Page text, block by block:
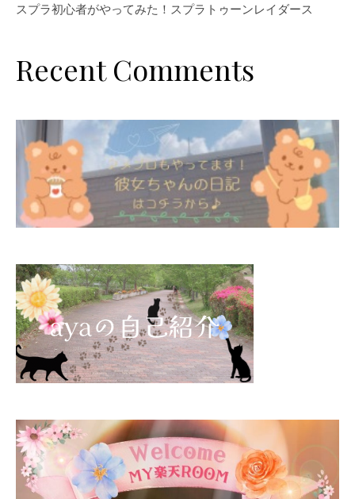
スプラ初心者がやってみた！スプラトゥーンレイダース
Recent Comments